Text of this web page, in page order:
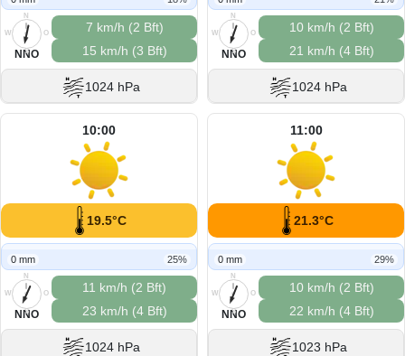
N
O
S
W
NNO
7 km/h (2 Bft)
15 km/h (3 Bft)
1024 hPa
N
O
S
W
NNO
10 km/h (2 Bft)
21 km/h (4 Bft)
1024 hPa
10:00
19.5°C
0 mm 25%
N
O
S
W
NNO
11 km/h (2 Bft)
23 km/h (4 Bft)
1024 hPa
11:00
21.3°C
0 mm 29%
N
O
S
W
NNO
10 km/h (2 Bft)
22 km/h (4 Bft)
1023 hPa